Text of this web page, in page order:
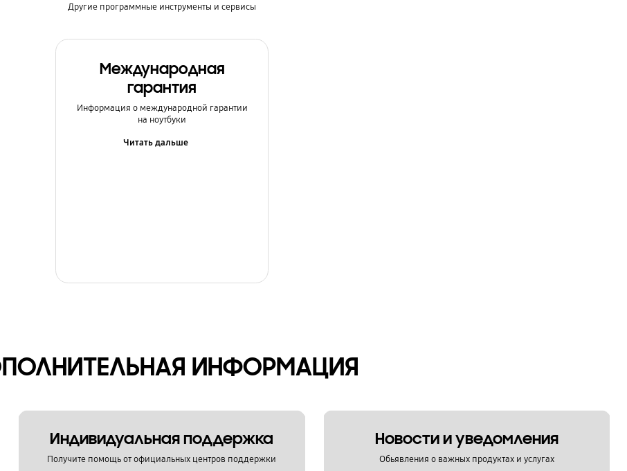
Другие программные инструменты и сервисы
Международная
гарантия
Информация о международной гарантии
на ноутбуки
Читать дальше
ИНФОРМАЦИЯ
Индивидуальная поддержка
Получите помощь от официальных центров поддержки
Новости и уведомления
Обьявления о важных продуктах и услугах